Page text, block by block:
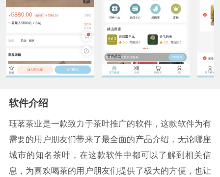
软件介绍
珏茗茶业是一款致力于茶叶推广的软件，这款软件为有
需要的用户朋友们带来了最全面的产品介绍，无论哪座
城市的知名茶叶，在这款软件中都可以了解到相关信
息，为喜欢喝茶的用户朋友们提供了极大的方便，也让